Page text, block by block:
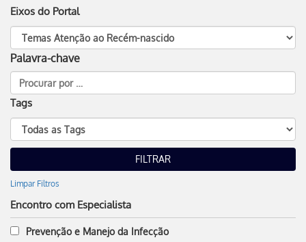
Eixos do Portal
Palavra-chave
Tags
Limpar Filtros
Encontro com Especialista
Prevenção e Manejo da Infecção